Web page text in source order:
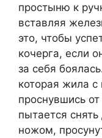
простыню к
вставляя
это, чтобы
кочерга, если
за себя
которая жила
проснувшись
пытается
ножом,